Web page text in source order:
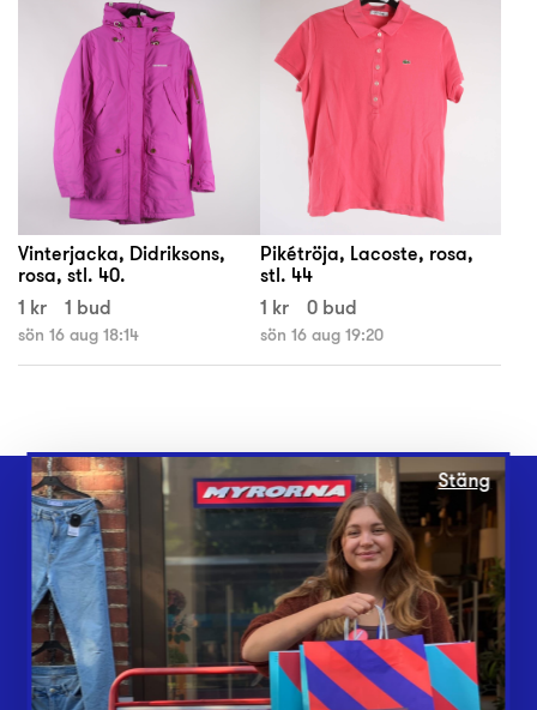
Vinterjacka, Didriksons,
rosa, stl. 40.
1 kr
1 bud
sön 16 aug 18:14
Pikétröja, Lacoste, rosa,
stl. 44
1 kr
0 bud
sön 16 aug 19:20
Webbshop
Butiker
Lämna in
Vårt överskott
Stäng